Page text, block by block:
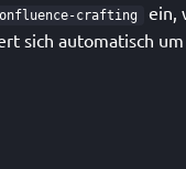
crafting ein,
sich automatisch